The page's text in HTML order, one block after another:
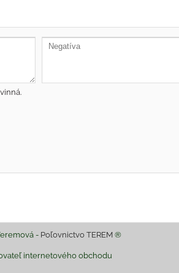
- Poľovnictvo TEREM®
internetového obchodu